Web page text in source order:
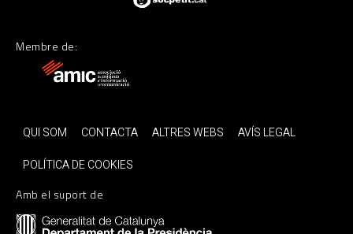
Membre de:
QUI SOM CONTACTA ALTRES WEBS
AVÍS LEGAL
POLÍTICA DE COOKIES
Amb el suport de